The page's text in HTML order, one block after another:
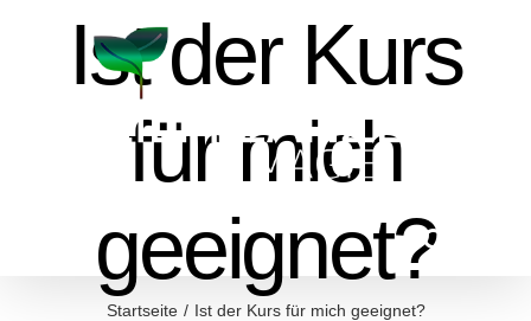
Ist der Kurs
für mich
geeignet?
Startseite Ist der Kurs für mich geeignet?